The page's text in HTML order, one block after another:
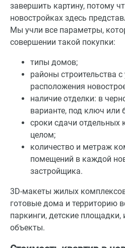
завершить картину, потому
новостройках здесь
Мы учли все параметры,
совершении такой покупки:
типы домов;
районы строительства
расположения
наличие отделки: в
варианте, под ключ или
сроки сдачи отдельных
целом;
количество и метраж
помещений в каждой
застройщика.
3D-макеты жилых
готовые дома и территорию
паркинги, детские
объекты.